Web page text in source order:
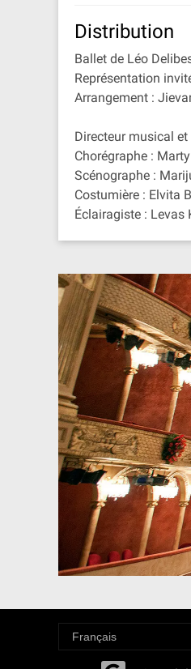
Distribution
Ballet de Léo
Représentation
Arrangement :
Directeur musical
Chorégraphe :
Scénographe :
Costumière : Elvita
Éclairagiste : Levas